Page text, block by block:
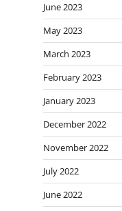
June 2023
May 2023
March 2023
February 2023
January 2023
December 2022
November 2022
July 2022
June 2022